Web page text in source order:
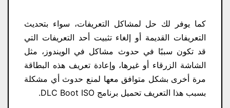
كما يوفر لك حل لمشاكل التعريفات، سواء بتحديث
التعريفات القديمة أو إلغاء تثبيت أحد التعريفات التي
قد تكون سببًا في حدوث مشاكل في الويندوز، مثل
الشاشة الزرقاء أو غيرها، وإعادة تعريف هذه البطاقة
مرة أخرى بشكل متوافق معها لمنع حدوث أي مشكلة
بسبب هذا التعريف تحميل برنامج DLC Boot ISO.